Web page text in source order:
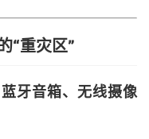
“重灾区”
牙音箱、无线摄像